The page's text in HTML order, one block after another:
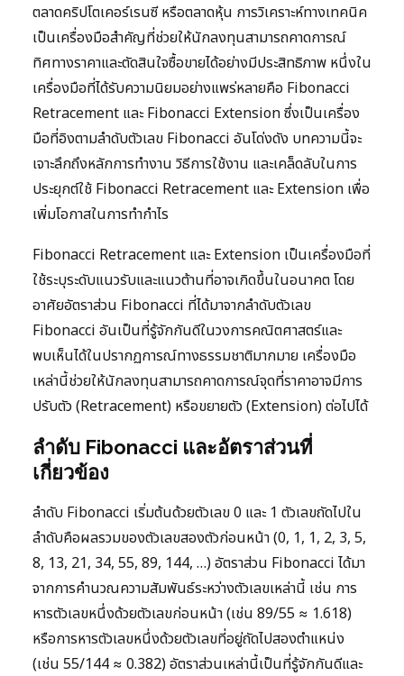
ตลาดคริปโตเคอร์เรนซี หรือตลาดหุ้น การวิเคราะห์ทางเทคนิค
เป็นเครื่องมือสำคัญที่ช่วยให้นักลงทุนสามารถคาดการณ์
ทิศทางราคาและตัดสินใจซื้อขายได้อย่างมีประสิทธิภาพ หนึ่งใน
เครื่องมือที่ได้รับความนิยมอย่างแพร่หลายคือ Fibonacci
Retracement และ Fibonacci Extension ซึ่งเป็นเครื่อง
มือที่อิงตามลำดับตัวเลข Fibonacci อันโด่งดัง บทความนี้จะ
เจาะลึกถึงหลักการทำงาน วิธีการใช้งาน และเคล็ดลับในการ
ประยุกต์ใช้ Fibonacci Retracement และ Extension เพื่อ
เพิ่มโอกาสในการทำกำไร
Fibonacci Retracement และ Extension เป็นเครื่องมือที่
ใช้ระบุระดับแนวรับและแนวต้านที่อาจเกิดขึ้นในอนาคต โดย
อาศัยอัตราส่วน Fibonacci ที่ได้มาจากลำดับตัวเลข
Fibonacci อันเป็นที่รู้จักกันดีในวงการคณิตศาสตร์และ
พบเห็นได้ในปรากฏการณ์ทางธรรมชาติมากมาย เครื่องมือ
เหล่านี้ช่วยให้นักลงทุนสามารถคาดการณ์จุดที่ราคาอาจมีการ
ปรับตัว (Retracement) หรือขยายตัว (Extension) ต่อไปได้
ลำดับ Fibonacci และอัตราส่วนที่
เกี่ยวข้อง
ลำดับ Fibonacci เริ่มต้นด้วยตัวเลข 0 และ 1 ตัวเลขถัดไปใน
ลำดับคือผลรวมของตัวเลขสองตัวก่อนหน้า (0, 1, 1, 2, 3, 5,
8, 13, 21, 34, 55, 89, 144, …) อัตราส่วน Fibonacci ได้มา
จากการคำนวณความสัมพันธ์ระหว่างตัวเลขเหล่านี้ เช่น การ
หารตัวเลขหนึ่งด้วยตัวเลขก่อนหน้า (เช่น 89/55 ≈ 1.618)
หรือการหารตัวเลขหนึ่งด้วยตัวเลขที่อยู่ถัดไปสองตำแหน่ง
(เช่น 55/144 ≈ 0.382) อัตราส่วนเหล่านี้เป็นที่รู้จักกันดีและ